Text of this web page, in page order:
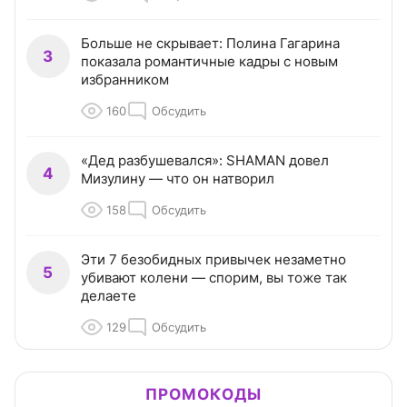
3
Больше не скрывает: Полина Гагарина
показала романтичные кадры с новым
избранником
160 Обсудить
4
«Дед разбушевался»: SHAMAN довел
Мизулину — что он натворил
158 Обсудить
5
Эти 7 безобидных привычек незаметно
убивают колени — спорим, вы тоже так
делаете
129 Обсудить
ПРОМОКОДЫ